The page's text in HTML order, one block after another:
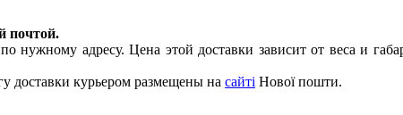
почтой.
нужному адресу. Цена этой доставки зависит от веса и
доставки курьером размещены на сайті Нової пошти.